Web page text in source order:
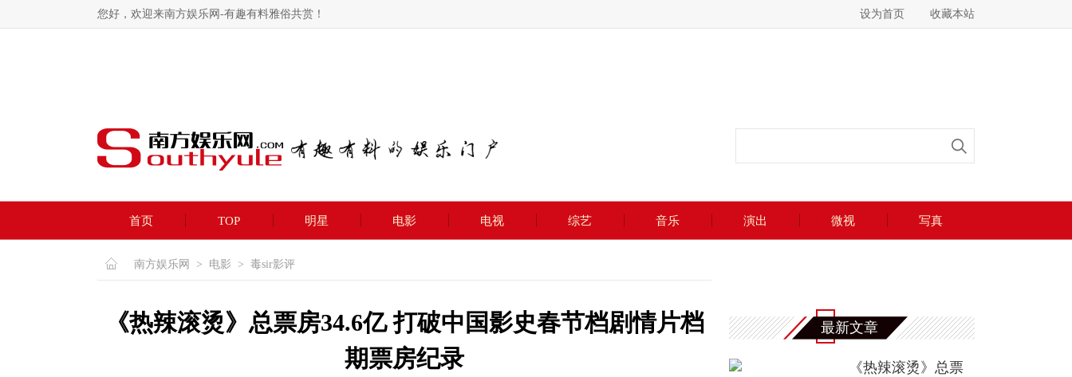
您好，欢迎来南方娱乐网-有趣有料雅俗共赏！ 设为首页 收藏本站
首页 TOP 明星 电影 电视 综艺 音乐 演出 微视 写真
南方娱乐网 > 电影 > 毒sir影评
《热辣滚烫》总票房34.6亿 打破中国影史春节档剧情片档
期票房纪录
最新文章
《热辣滚烫》总票